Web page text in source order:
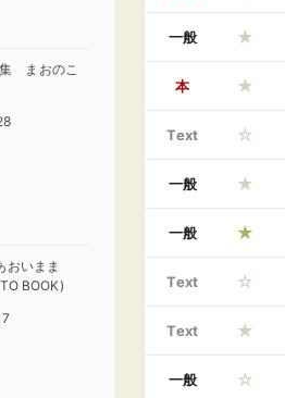
まおのこ
おいまま
BOOK)
一般 ★
本 ★
Text ☆
一般 ★
一般 ★
Text ☆
Text ★
一般 ☆